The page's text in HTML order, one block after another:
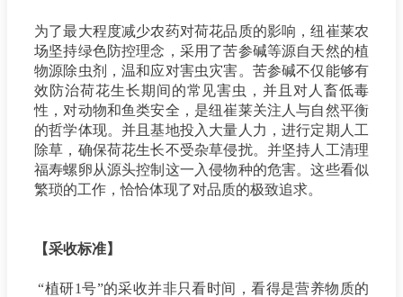
为了最大程度减少农药对荷花品质的影响，纽崔莱农
场坚持绿色防控理念，采用了苦参碱等源自天然的植
物源除虫剂，温和应对害虫灾害。苦参碱不仅能够有
效防治荷花生长期间的常见害虫，并且对人畜低毒
性，对动物和鱼类安全，是纽崔莱关注人与自然平衡
的哲学体现。并且基地投入大量人力，进行定期人工
除草，确保荷花生长不受杂草侵扰。并坚持人工清理
福寿螺卵从源头控制这一入侵物种的危害。这些看似
繁琐的工作，恰恰体现了对品质的极致追求。
【采收标准】
“植研1号”的采收并非只看时间，看得是营养物质的